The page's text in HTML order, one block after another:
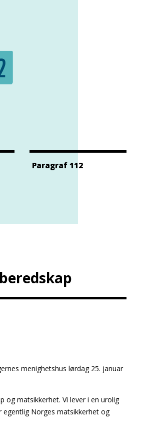
Paragraf 112
menighetshus lørdag 25. januar
og matsikkerhet. Vi lever i en urolig
egentlig Norges matsikkerhet og